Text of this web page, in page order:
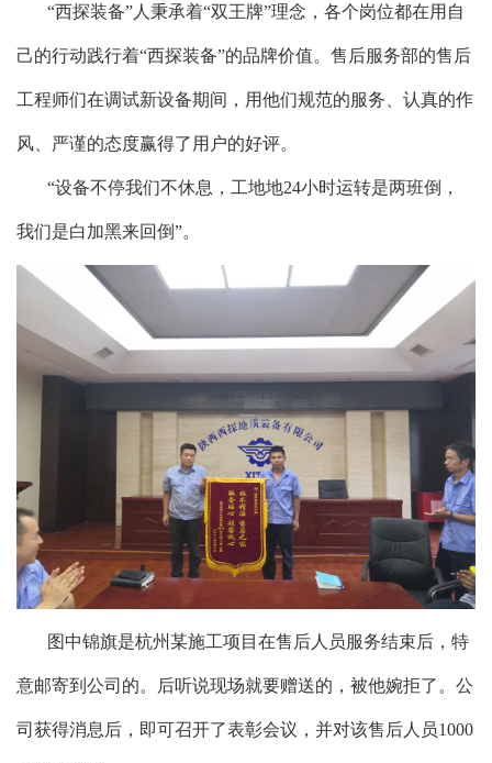
“西探装备”人秉承着“双王牌”理念，各个岗位都在用自
己的行动践行着“西探装备”的品牌价值。售后服务部的售后
工程师们在调试新设备期间，用他们规范的服务、认真的作
风、严谨的态度赢得了用户的好评。
“设备不停我们不休息，工地地24小时运转是两班倒，
我们是白加黑来回倒”。
图中锦旗是杭州某施工项目在售后人员服务结束后，特
意邮寄到公司的。后听说现场就要赠送的，被他婉拒了。公
司获得消息后，即可召开了表彰会议，并对该售后人员1000